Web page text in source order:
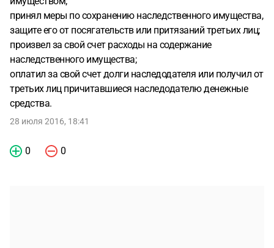
принял меры по сохранению наследственного имущества,
защите его от посягательств или притязаний третьих лиц;
произвел за свой счет расходы на содержание
наследственного имущества;
оплатил за свой счет долги наследодателя или получил от
третьих лиц причитавшиеся наследодателю денежные
средства.
28 июля 2016, 18:41
0 0